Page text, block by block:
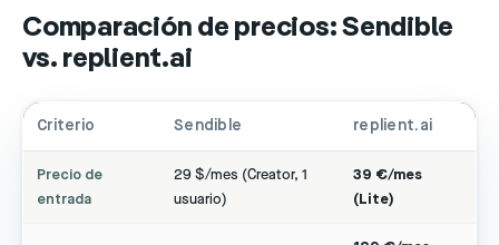
Comparación de precios: Sendible
vs. replient.ai
Criterio Sendible replient.ai
Precio de
entrada
29 $/mes (Creator, 1
usuario)
39 €/mes
(Lite)